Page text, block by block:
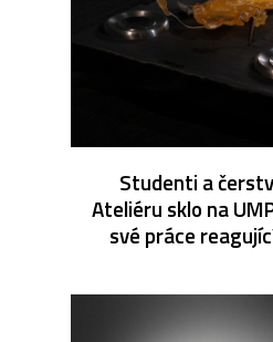
Studenti a
Ateliéru sklo na
své práce